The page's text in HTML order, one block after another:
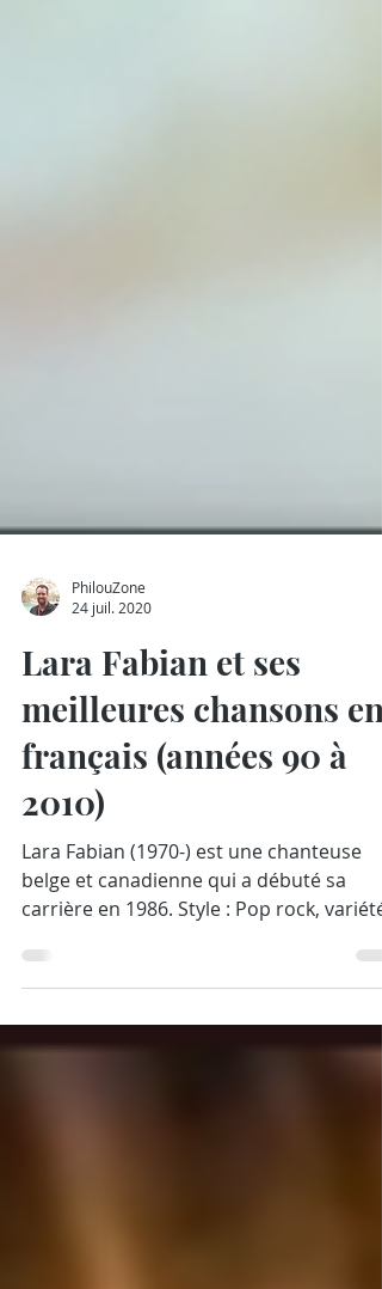
24 juil. 2020
Lara Fabian et ses
meilleures chansons en
français (années 90 à
2010)
Lara Fabian (1970-) est une chanteuse
belge et canadienne qui a débuté sa
carrière en 1986. Style : Pop rock, variété